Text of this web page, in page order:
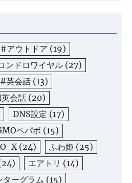
#アウトドア (19)
ンドロワイヤル (27)
#英会話 (13)
会話 (20)
DNS設定 (17)
ペパボ (15)
X (24) ふわ姫 (25)
エアトリ (14)
ターグラム (15)